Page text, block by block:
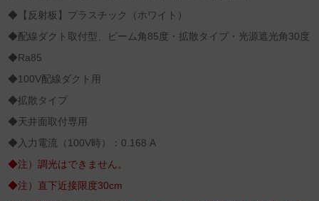
◆【反射板】プラスチック（ホワイト）
◆配線ダクト取付型、ビーム角85度・拡散タイプ・光源遮光角30度
◆Ra85
◆100V配線ダクト用
◆拡散タイプ
◆天井面取付専用
◆入力電流（100V時）：0.168 A
◆注）調光はできません。
◆注）直下近接限度30cm